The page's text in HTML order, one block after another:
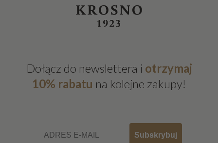
Dołącz do newslettera i otrzymaj
10% rabatu na kolejne zakupy!
Subskrybuj